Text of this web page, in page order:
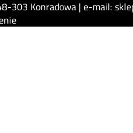
303 Konradowa | e-mail: